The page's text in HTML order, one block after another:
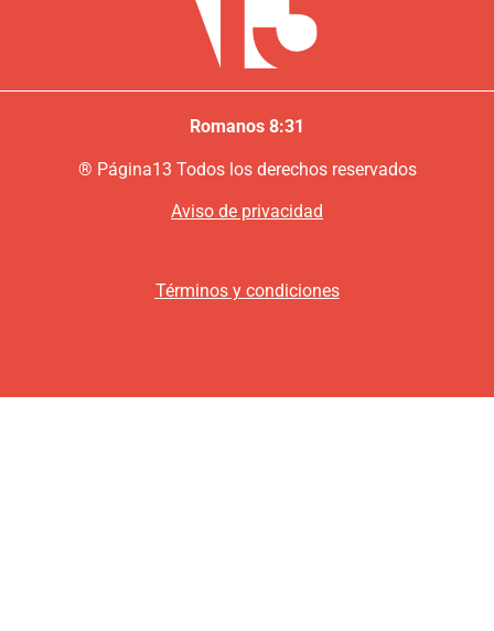
Romanos 8:31
® Página13 Todos los derechos reservados
Aviso de privacidad
Términos y condiciones